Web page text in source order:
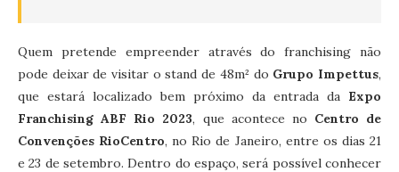
Quem pretende empreender através do franchising não
pode deixar de visitar o stand de 48m² do Grupo Impettus,
que estará localizado bem próximo da entrada da Expo
Franchising ABF Rio 2023, que acontece no Centro de
Convenções RioCentro, no Rio de Janeiro, entre os dias 21
e 23 de setembro. Dentro do espaço, será possível conhecer